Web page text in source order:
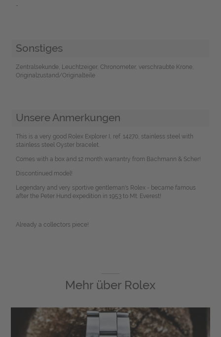
-
Sonstiges
Zentralsekunde, Leuchtzeiger, Chronometer, verschraubte Krone,
Originalzustand/Originalteile
Unsere Anmerkungen
This is a very good Rolex Explorer I, ref. 14270, stainless steel with
stainless steel Oyster bracelet.
Comes with a box and 12 month warrantry from Bachmann & Scher!
Discontinued model!
Legendary and very sportive gentleman's Rolex - became famous
after the Peter Hund expedition in 1953 to Mt. Everest!
Already a collectors piece!
Mehr über Rolex